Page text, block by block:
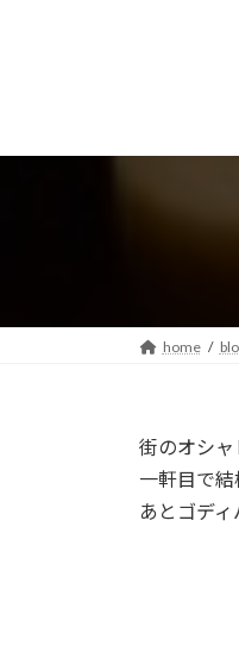
へ
ョ
home
街のオシ
一軒目で結
あとゴディ